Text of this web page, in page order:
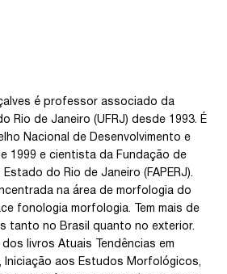
é professor associado da
Rio de Janeiro (UFRJ) desde 1993. É
Nacional de Desenvolvimento e
1999 e cientista da Fundação de
do Rio de Janeiro (FAPERJ).
na área de morfologia do
fonologia morfologia. Tem mais de
tanto no Brasil quanto no exterior.
livros Atuais Tendências em
Iniciação aos Estudos Morfológicos,